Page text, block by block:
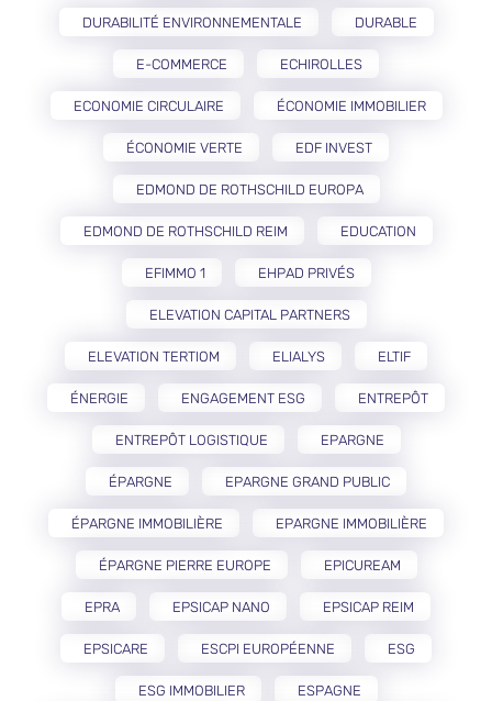
DURABILITÉ ENVIRONNEMENTALE DURABLE
E-COMMERCE ECHIROLLES
ECONOMIE CIRCULAIRE ÉCONOMIE IMMOBILIER
ÉCONOMIE VERTE EDF INVEST
EDMOND DE ROTHSCHILD EUROPA
EDMOND DE ROTHSCHILD REIM EDUCATION
EFIMMO 1 EHPAD PRIVÉS
ELEVATION CAPITAL PARTNERS
ELEVATION TERTIOM ELIALYS ELTIF
ÉNERGIE ENGAGEMENT ESG ENTREPÔT
ENTREPÔT LOGISTIQUE EPARGNE
ÉPARGNE EPARGNE GRAND PUBLIC
ÉPARGNE IMMOBILIÈRE EPARGNE IMMOBILIÈRE
ÉPARGNE PIERRE EUROPE EPICUREAM
EPRA EPSICAP NANO EPSICAP REIM
EPSICARE ESCPI EUROPÉENNE ESG
ESG IMMOBILIER ESPAGNE